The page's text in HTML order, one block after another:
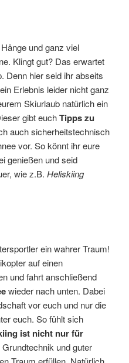
und ganz viel
Klingt gut? Das erwartet
Denn hier seid ihr abseits
Erlebnis leider nicht ganz
Skiurlaub natürlich ein
gibt euchTipps zu
auch sicherheitstechnisch
vor. So könnt ihr eure
genießen und seid
wie z.B. Heliskiing
ein wahrer Traum!
auf einen
und fahrt anschließend
wieder nach unten. Dabei
vor euch und nur die
euch. So fühlt sich
ist nicht nur für
und guter